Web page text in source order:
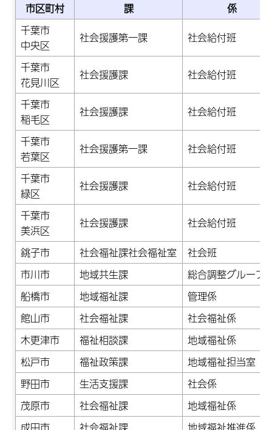
市区町村
課
係
千葉市
中央区
社会援護第一課
社会給付班
千葉市
花見川区
社会援護課
社会給付班
千葉市
稲毛区
社会援護課
社会給付班
千葉市
若葉区
社会援護第一課
社会給付班
千葉市
緑区
社会援護課
社会給付班
千葉市
美浜区
社会援護課
社会給付班
銚子市
社会福祉課社会福祉室
社会班
市川市
地域共生課
総合調整グループ
船橋市
地域福祉課
管理係
館山市
社会福祉課
社会福祉係
木更津市
福祉相談課
地域福祉係
松戸市
福祉政策課
地域福祉担当室
野田市
生活支援課
社会係
茂原市
社会福祉課
地域福祉係